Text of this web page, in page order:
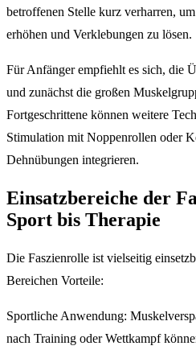
betroffenen Stelle kurz verharren,
erhöhen und Verklebungen zu lösen.
Für Anfänger empfiehlt es sich, die
und zunächst die großen
Fortgeschrittene können weitere
Stimulation mit Noppenrollen oder
Dehnübungen integrieren.
Einsatzbereiche der
Sport bis Therapie
Die Faszienrolle ist vielseitig
Bereichen Vorteile:
Sportliche Anwendung:
nach Training oder Wettkampf